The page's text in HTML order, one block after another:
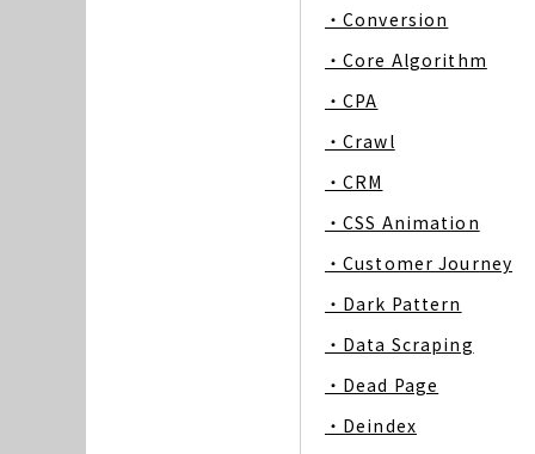
・Conversion
・Core Algorithm
・CPA
・Crawl
・CRM
・CSS Animation
・Customer Journey
・Dark Pattern
・Data Scraping
・Dead Page
・Deindex